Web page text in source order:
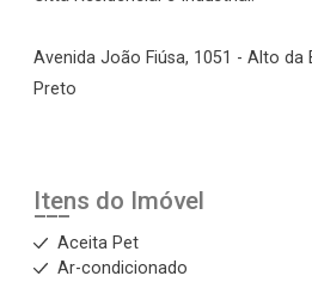
Avenida João Fiúsa, 1051 - Alto da
Preto
Itens do Imóvel
Aceita Pet
Ar-condicionado